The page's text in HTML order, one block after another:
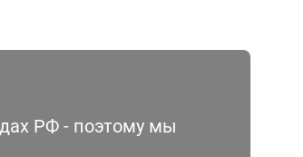
РФ - поэтому мы